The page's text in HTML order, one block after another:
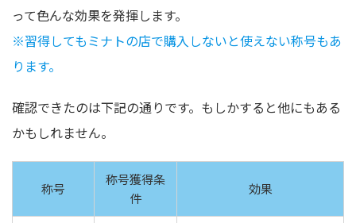
って色んな効果を発揮します。
※習得してもミナトの店で購入しないと使えない称号もあ
ります。
確認できたのは下記の通りです。もしかすると他にもある
かもしれません。
称号
称号獲得条
件
効果